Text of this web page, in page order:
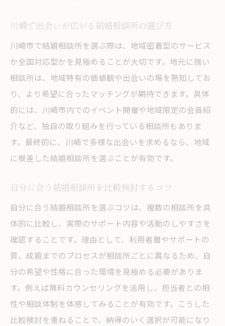
川崎で出会いが広がる結婚相談所の選び方
川崎市で結婚相談所を選ぶ際は、地域密着型のサービス
か全国対応型かを見極めることが大切です。地元に強い
相談所は、地域特有の価値観や出会いの場を熟知してお
り、より希望に合ったマッチングが期待できます。具体
的には、川崎市内でのイベント開催や地域限定の会員紹
介など、独自の取り組みを行っている相談所もありま
す。最終的に、川崎で多様な出会いを求めるなら、地域
に根差した結婚相談所を選ぶことが有効です。
自分に合う結婚相談所を比較検討するコツ
自分に合う結婚相談所を選ぶコツは、複数の相談所を具
体的に比較し、実際のサポート内容や活動のしやすさを
確認することです。理由として、利用者層やサポートの
質、成婚までのプロセスが相談所ごとに異なるため、自
分の希望や性格に合った環境を見極める必要がありま
す。例えば無料カウンセリングを活用し、担当者との相
性や相談体制を体感してみることが有効です。こうした
比較検討を重ねることで、納得のいく選択が可能になり